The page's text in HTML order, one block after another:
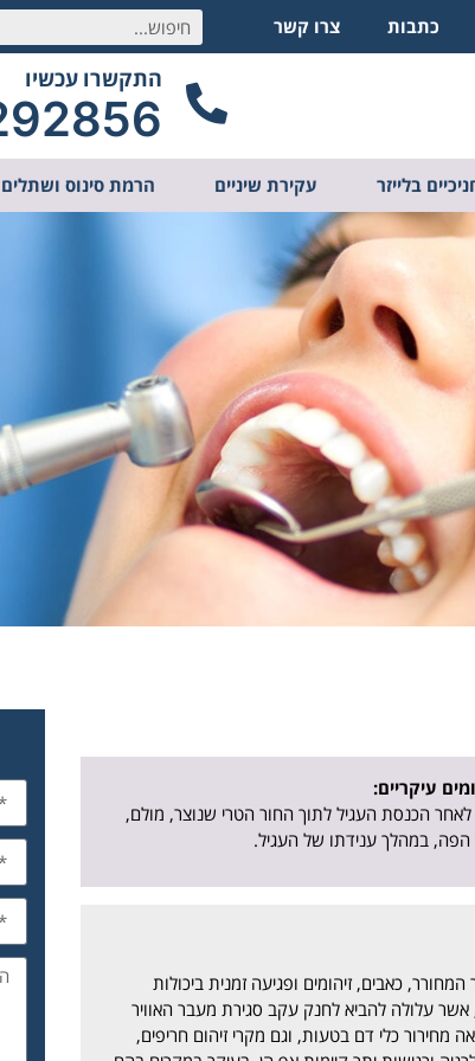
כתבות צרו קשר
התקשרו עכשיו
בלייזר עקירת שיניים הרמת סינוס ושתלים
עיקריים:
הכנסת העגיל לתוך החור הטרי שנוצר, מולם,
הפה, במהלך ענידתו של העגיל.
כאבים, זיהומים ופגיעה זמנית ביכולות
אשר עלולה להביא לחנק עקב סגירת מעבר האוויר
מחירור כלי דם בטעות, וגם מקרי זיהום חריפים,